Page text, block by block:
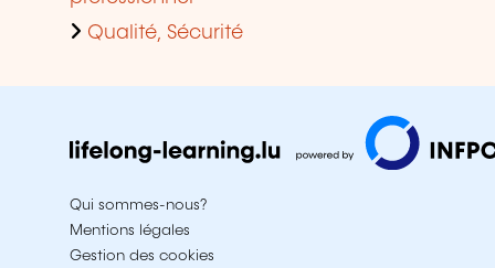
Qualité, Sécurité
Qui sommes-nous?
Mentions légales
Gestion des cookies